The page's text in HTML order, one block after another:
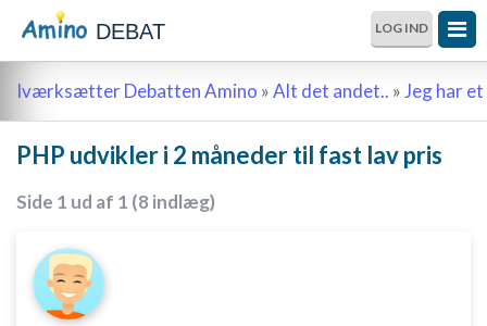
DEBAT LOG IND
Iværksætter Debatten Amino »Alt det andet.. »Jeg har
PHP udvikler i 2 måneder til fast lav pris
Side 1 ud af 1 (8 indlæg)